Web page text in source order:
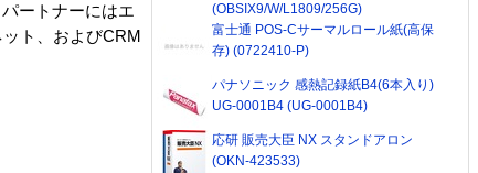
ートナーにはエ
ト、およびCRM
(OBSIX9/W/L1809/256G)
富士通 POS-Cサーマルロール紙(高保
存) (0722410-P)
パナソニック 感熱記録紙B4(6本入り)
UG-0001B4 (UG-0001B4)
応研 販売大臣 NX スタンドアロン
(OKN-423533)